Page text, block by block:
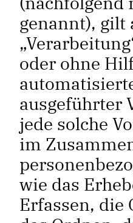
genannt), gilt
oder ohne
ausgeführter
jede solche
im
wie das
Erfassen, die